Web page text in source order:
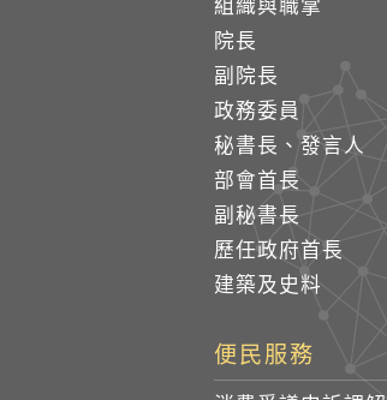
組織與職掌
院長
副院長
政務委員
秘書長、發言人
部會首長
副秘書長
歷任政府首長
建築及史料
便民服務